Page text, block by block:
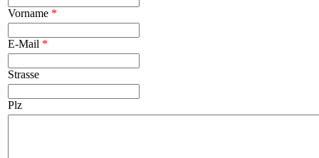
Vorname *
E-Mail *
Strasse
Plz